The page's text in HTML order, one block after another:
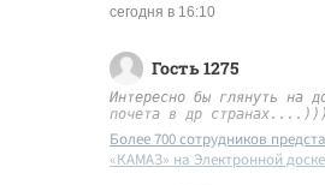
сегодня в 16:10
Гость 1275
Интересно бы глянуть на
почета в др
Более 700 сотрудников
«КАМАЗ» на Электронной